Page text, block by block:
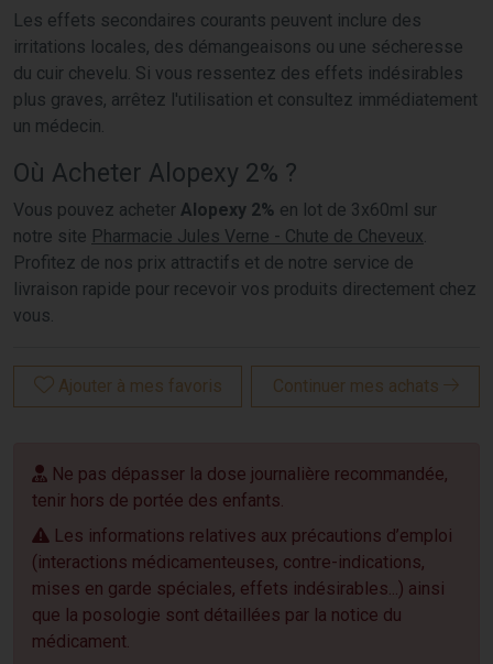
Les effets secondaires courants peuvent inclure des
irritations locales, des démangeaisons ou une sécheresse
du cuir chevelu. Si vous ressentez des effets indésirables
plus graves, arrêtez l'utilisation et consultez immédiatement
un médecin.
Où Acheter Alopexy 2% ?
Vous pouvez acheter Alopexy 2% en lot de 3x60ml sur
notre site Pharmacie Jules Verne - Chute de Cheveux
Profitez de nos prix attractifs et de notre service de
livraison rapide pour recevoir vos produits directement chez
vous.
Ajouter à mes favoris Continuer mes achats
Ne pas dépasser la dose journalière recommandée,
tenir hors de portée des enfants.
Les informations relatives aux précautions d’emploi
(interactions médicamenteuses, contre-indications,
mises en garde spéciales, effets indésirables...) ainsi
que la posologie sont détaillées par la notice du
médicament.